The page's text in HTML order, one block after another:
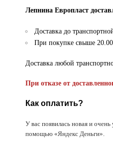
Лепнина Европласт
Доставка до
При покупке свыше
Доставка любой
При отказе от
Как оплатить?
У вас появилась новая и
помощью «Яндекс Деньги».